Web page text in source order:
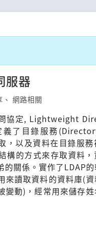
服器
、 網路相關
協定, Lightweight
了目錄服務
，以及資料在目錄服
構的方式來存取資料
的關係。實作了LDAP
來讀取資料的資料庫(
變動)，經常用來儲存